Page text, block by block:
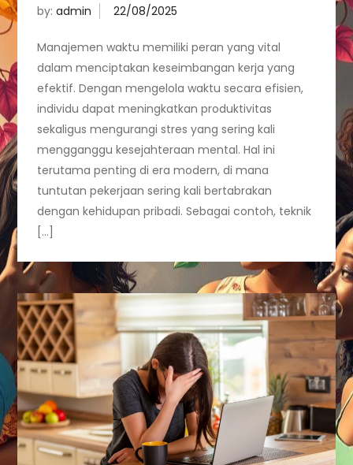
by:admin
Manajemen waktu memiliki peran yang vital
dalam menciptakan keseimbangan kerja yang
efektif. Dengan mengelola waktu secara efisien,
individu dapat meningkatkan produktivitas
sekaligus mengurangi stres yang sering kali
mengganggu kesejahteraan mental. Hal ini
terutama penting di era modern, di mana
tuntutan pekerjaan sering kali bertabrakan
dengan kehidupan pribadi. Sebagai contoh, teknik
[…]